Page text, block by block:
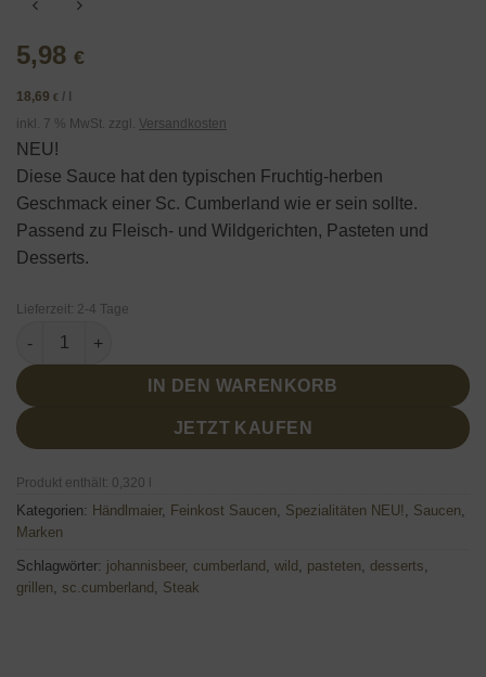
5,98 €
18,69 € /
inkl. 7 % MwSt. zzgl. Versandkosten
NEU!
Diese Sauce hat den typischen Fruchtig-herben
Geschmack einer Sc. Cumberland wie er sein sollte.
Passend zu Fleisch- und Wildgerichten, Pasteten und
Desserts.
Lieferzeit: 2-4 Tage
Cumberland Sauce von Händlmaier 320ml Menge
IN DEN WARENKORB
JETZT KAUFEN
Produkt enthält: 0,320 l
Kategorien: Händlmaier, Feinkost Saucen Spezialitäten NEU! Saucen
Marken
Schlagwörter: johannisbeer, cumberland wild pasteten desserts
grillen
sc.cumberland Steak